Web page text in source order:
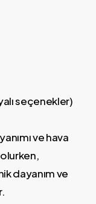
seçenekler)
ve hava
dayanım ve